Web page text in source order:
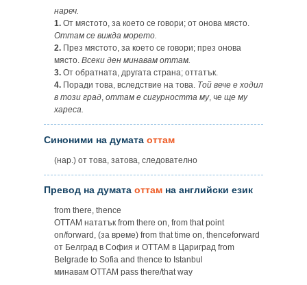
нареч.
1. От мястото, за което се говори; от онова място.
Оттам се вижда морето.
2. През мястото, за което се говори; през онова
място. Всеки ден минавам оттам.
3. От обратната, другата страна; оттатък.
4. Поради това, вследствие на това. Той вече е ходил
в този град, оттам е сигурността му, че ще му
хареса.
Синоними на думата оттам
(нар.) от това, затова, следователно
Превод на думата оттам на английски език
from there, thence
ОТТАМ нататък from there on, from that point
on/forward, (за време) from that time on, thenceforward
от Белград в София и ОТТАМ в Цариград from
Belgrade to Sofia and thence to Istanbul
минавам ОТТАМ pass there/that way